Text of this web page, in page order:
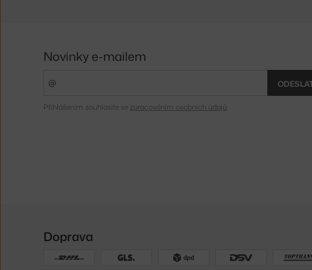
Novinky e-mailem
Přihlášením souhlasíte se zpracováním osobních údajů
Doprava